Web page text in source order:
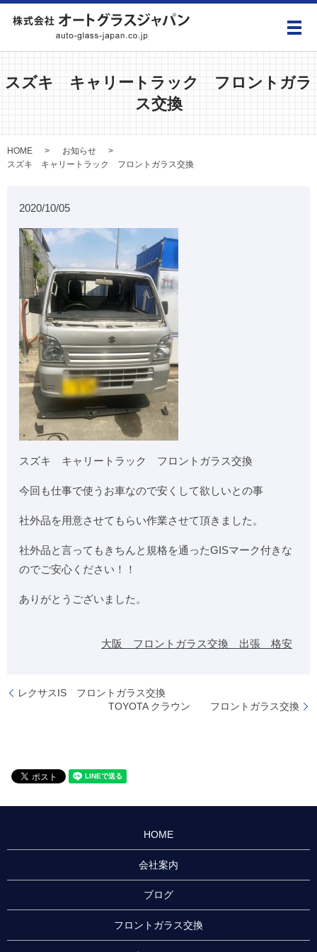
メ
スズキ キャリートラック フロントガラ
ス交換
HOME
お知らせ
スズキ キャリートラック フロントガラス交換
2020/10/05
スズキ キャリートラック フロントガラス交換
今回も仕事で使うお車なので安くして欲しいとの事
社外品を用意させてもらい作業させて頂きました。
社外品と言ってもきちんと規格を通ったGISマーク付きな
のでご安心ください！！
ありがとうございました。
大阪 フロントガラス交換 出張 格安
レクサスIS フロントガラス交換
TOYOTA クラウン フロントガラス交換
HOME
会社案内
ブログ
フロントガラス交換